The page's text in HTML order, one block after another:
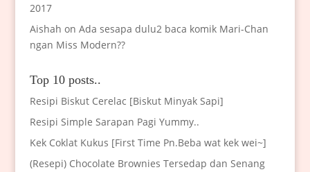
2017
Aishah on Ada sesapa dulu2 baca komik Mari-Chan
ngan Miss Modern??
Top 10 posts..
Resipi Biskut Cerelac [Biskut Minyak Sapi]
Resipi Simple Sarapan Pagi Yummy..
Kek Coklat Kukus [First Time Pn.Beba wat kek wei~]
(Resepi) Chocolate Brownies Tersedap dan Senang